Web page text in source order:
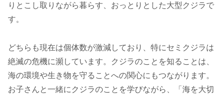
りとこし取りながら暮らす、おっとりとした大型クジラで
す。
どちらも現在は個体数が激減しており、特にセミクジラは
絶滅の危機に瀕しています。クジラのことを知ることは、
海の環境や生き物を守ることへの関心にもつながります。
お子さんと一緒にクジラのことを学びながら、「海を大切